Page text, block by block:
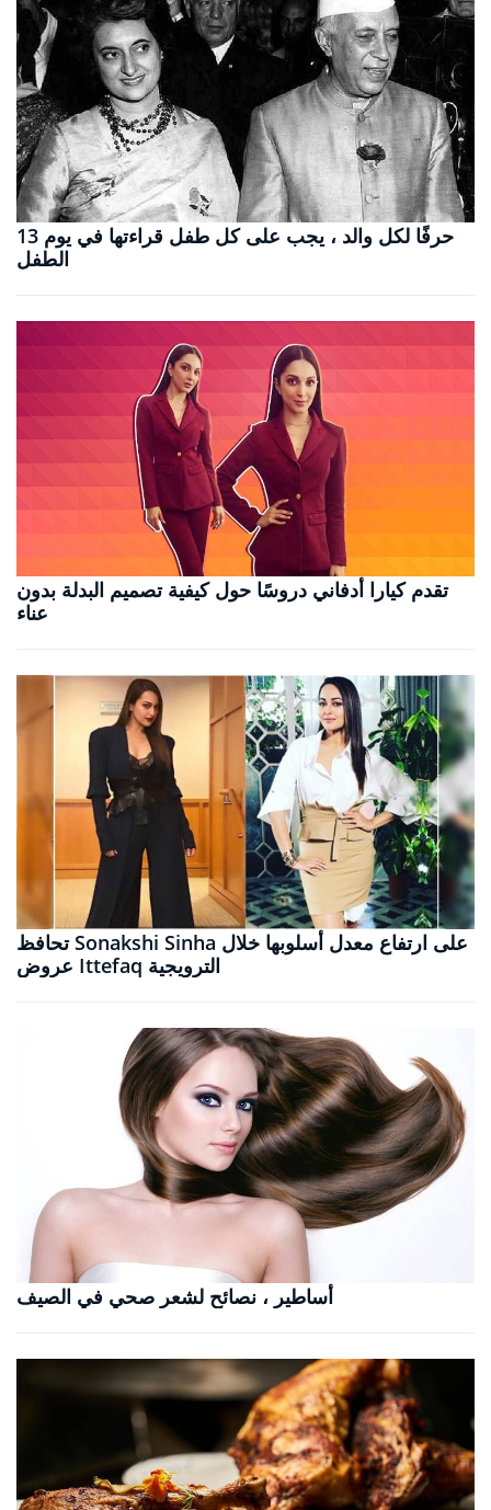
13 حرفًا لكل والد ، يجب على كل طفل قراءتها في يوم
الطفل
تقدم كيارا أدفاني دروسًا حول كيفية تصميم البدلة بدون
عناء
تحافظ Sonakshi Sinha على ارتفاع معدل أسلوبها خلال
عروض Ittefaq الترويجية
أساطير ، نصائح لشعر صحي في الصيف